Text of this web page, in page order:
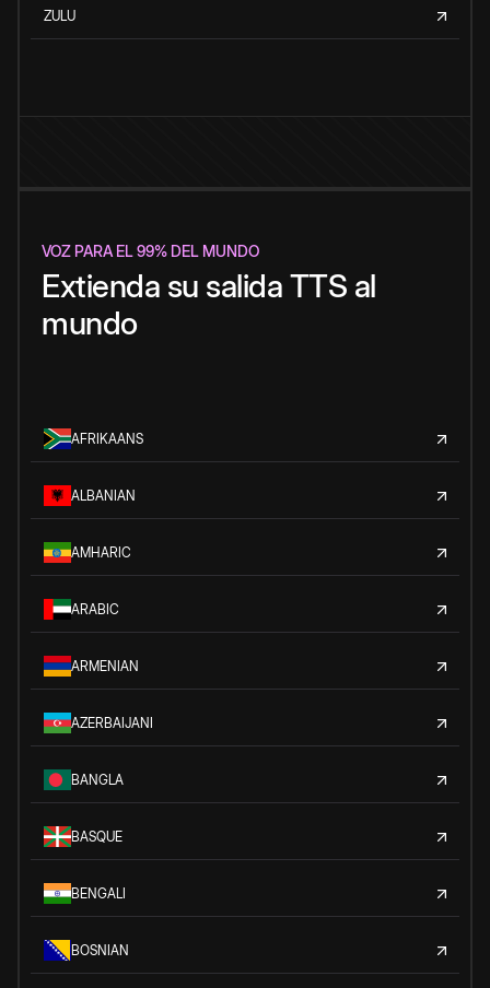
ZULU
VOZ PARA EL 99% DEL MUNDO
Extienda su salida TTS al
mundo
AFRIKAANS
ALBANIAN
AMHARIC
ARABIC
ARMENIAN
AZERBAIJANI
BANGLA
BASQUE
BENGALI
BOSNIAN